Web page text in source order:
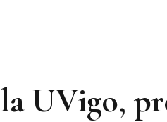
UVigo,